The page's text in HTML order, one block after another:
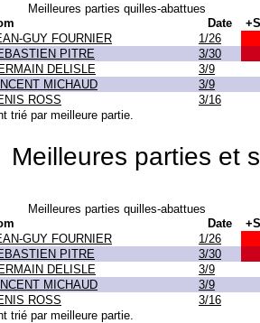
Meilleures parties quilles-abattues
Date
GUY FOURNIER
1/26
PITRE
3/30
DELISLE
3/9
MICHAUD
3/9
ROSS
3/16
trié par meilleure partie.
Meilleures parties et
Meilleures parties quilles-abattues
Date
GUY FOURNIER
1/26
PITRE
3/30
DELISLE
3/9
MICHAUD
3/9
ROSS
3/16
trié par meilleure partie.